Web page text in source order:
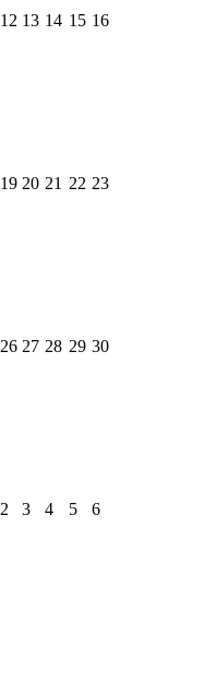
12 13 14 15 16
19 20 21 22 23
26 27 28 29 30
2 3 4 5 6